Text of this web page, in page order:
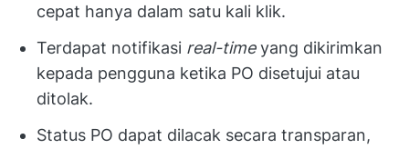
cepat hanya dalam satu kali klik.
Terdapat notifikasi real-timeyang dikirimkan
kepada pengguna ketika PO disetujui atau
ditolak.
Status PO dapat dilacak secara transparan,